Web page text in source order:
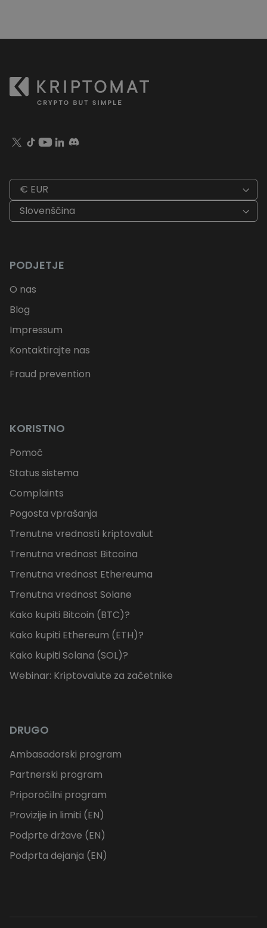
€ EUR
Slovenščina
PODJETJE
O nas
Blog
Impressum
Kontaktirajte nas
Fraud prevention
KORISTNO
Pomoč
Status sistema
Complaints
Pogosta vprašanja
Trenutne vrednosti kriptovalut
Trenutna vrednost Bitcoina
Trenutna vrednost Ethereuma
Trenutna vrednost Solane
Kako kupiti Bitcoin (BTC)?
Kako kupiti Ethereum (ETH)?
Kako kupiti Solana (SOL)?
Webinar: Kriptovalute za začetnike
DRUGO
Ambasadorski program
Partnerski program
Priporočilni program
Provizije in limiti (EN)
Podprte države (EN)
Podprta dejanja (EN)